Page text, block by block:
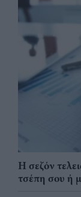
Η σεζόν
τσέπη σου ή